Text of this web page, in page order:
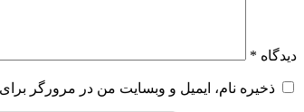
دیدگاه *
ذخیره نام، ایمیل و وبسایت من در مرورگر